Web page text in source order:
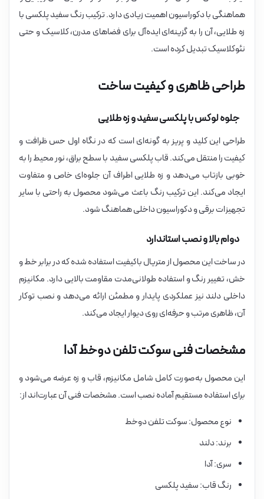
هماهنگی با دکوراسیون اهمیت زیادی دارد. ترکیب رنگ سفید پلکسی با
زه طلایی، آن را به گزینه‌ای ایده‌آل برای فضاهای مدرن، کلاسیک و حتی
نئوکلاسیک تبدیل کرده است.
طراحی ظاهری و کیفیت ساخت
جلوه لوکس با پلکسی سفید و زه طلایی
طراحی این کلید و پریز به گونه‌ای است که در نگاه اول حس ظرافت و
کیفیت را منتقل می‌کند. قاب پلکسی سفید با سطح براق، نور محیط را به
خوبی بازتاب می‌دهد و زه طلایی اطراف آن جلوه‌ای خاص و متفاوت
ایجاد می‌کند. این ترکیب رنگ باعث می‌شود محصول به راحتی با سایر
تجهیزات برقی و دکوراسیون داخلی هماهنگ شود.
دوام بالا و نصب استاندارد
در ساخت این محصول از متریال باکیفیت استفاده شده که در برابر خط و
خش، تغییر رنگ و استفاده طولانی‌مدت مقاومت بالایی دارد. مکانیزم
داخلی دلند نیز عملکردی پایدار و مطمئن ارائه می‌دهد و نصب توکار
آن، ظاهری مرتب و حرفه‌ای روی دیوار ایجاد می‌کند.
مشخصات فنی سوکت تلفن دوخط آدا
این محصول به‌صورت کامل شامل مکانیزم، قاب و زه عرضه می‌شود و
برای استفاده مستقیم آماده نصب است. مشخصات فنی آن عبارت‌اند از:
نوع محصول: سوکت تلفن دوخط
برند: دلند
سری: آدا
رنگ قاب: سفید پلکسی